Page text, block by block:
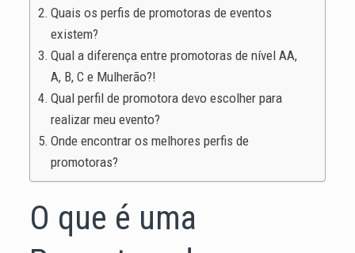
Quais os perfis de promotoras de eventos
existem?
Qual a diferença entre promotoras de nível AA,
A, B, C e Mulherão?!
Qual perfil de promotora devo escolher para
realizar meu evento?
Onde encontrar os melhores perfis de
promotoras?
O que é uma